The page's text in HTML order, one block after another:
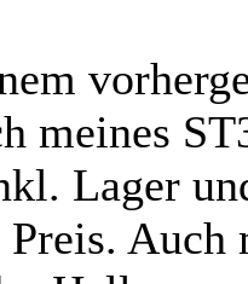
meines
Lager
Auch